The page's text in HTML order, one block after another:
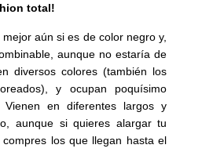
total!
aún si es de color negro y,
aunque no estaría de
diversos colores (también los
y ocupan poquísimo
en diferentes largos y
aunque si quieres alargar tu
los que llegan hasta el